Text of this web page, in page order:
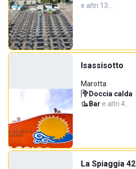
e altri 13…
Isassisotto
Marotta
Doccia calda·
Bar·e altri 4…
La Spiaggia 42